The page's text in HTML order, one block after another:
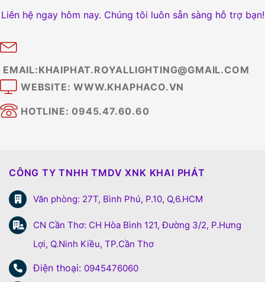
Liên hệ ngay hôm nay. Chúng tôi luôn sẵn sàng hỗ trợ bạn!
EMAIL:KHAIPHAT.ROYALLIGHTING@GMAIL.COM
WEBSITE: WWW.KHAPHACO.VN
HOTLINE: 0945.47.60.60
CÔNG TY TNHH TMDV XNK KHAI PHÁT
Văn phòng: 27T, Bình Phú, P.10, Q,6.HCM
CN Cần Thơ: CH Hòa Bình 121, Đường 3/2, P.Hưng
Lợi, Q.Ninh Kiều, TP.Cần Thơ
Điện thoại: 0945476060